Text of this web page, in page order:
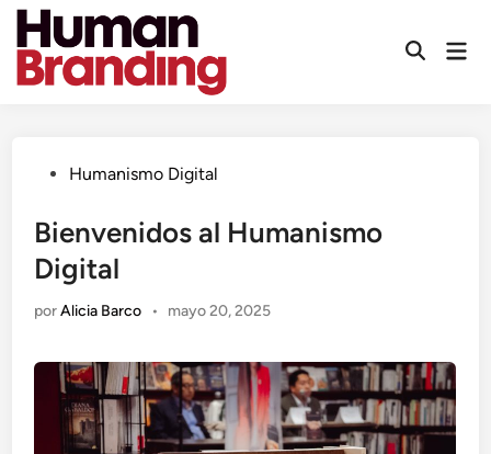
Saltar
contenido
Publicado
Humanismo Digital
Bienvenidos al Humanismo
Digital
porAlicia Barco • mayo 20, 2025